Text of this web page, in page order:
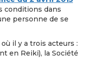
conditions dans
personne de se
il y a trois acteurs :
en Reiki), la Société